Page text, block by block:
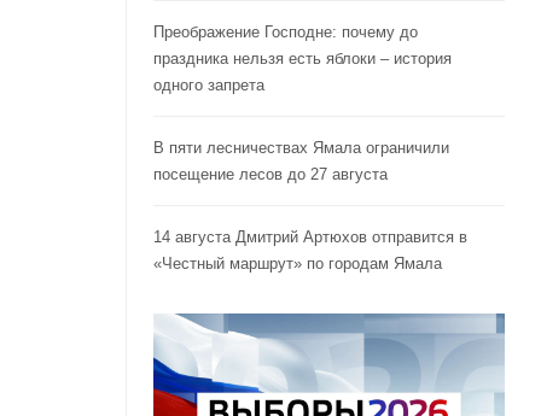
Преображение Господне: почему до
праздника нельзя есть яблоки – история
одного запрета
В пяти лесничествах Ямала ограничили
посещение лесов до 27 августа
14 августа Дмитрий Артюхов отправится в
«Честный маршрут» по городам Ямала